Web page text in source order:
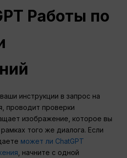
Работы по
инструкции в запрос на
проводит проверки
изображение, которое вы
того же диалога. Если
может ли ChatGPT
, начните с одной